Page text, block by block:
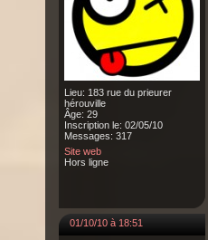
Lieu: 183 rue du prieurer
hérouville
Âge: 29
Inscription le: 02/05/10
Messages: 317
Site web
Hors ligne
01/10/10 à 18:51